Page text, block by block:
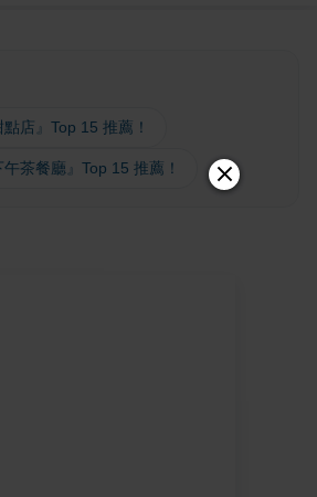
店』Top 15 推薦！
茶餐廳』Top 15 推薦！